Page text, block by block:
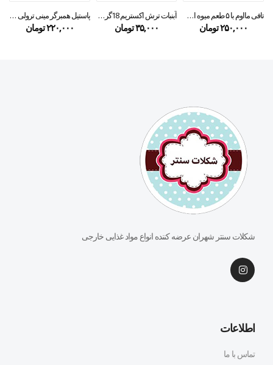
تافی مااوم با ۵ طعم میوه ای ۱۱۰ گرمی
۲۵۰,۰۰۰تومان
آبنبات ترش اکستریم 18گرمی xtreme sour candy
۳۵,۰۰۰تومان
پاستیل همبرگر مینی ترولی 50 g
۲۲۰,۰۰۰تومان
شکلات سنتر شهران عرضه کننده انواع مواد غذایی خارجی
اطلاعات
تماس با ما